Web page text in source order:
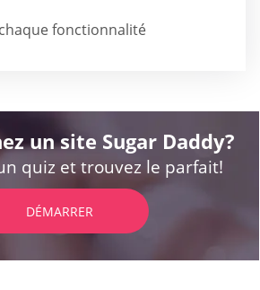
fonctionnalité
un site Sugar Daddy?
quiz et trouvez le parfait!
DÉMARRER